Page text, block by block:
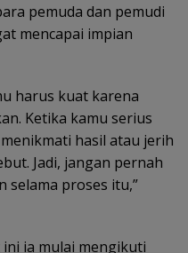
pemuda dan pemudi
mencapai impian
harus kuat karena
Ketika kamu serius
hasil atau jerih
Jadi, jangan pernah
selama proses itu,”
ia mulai mengikuti